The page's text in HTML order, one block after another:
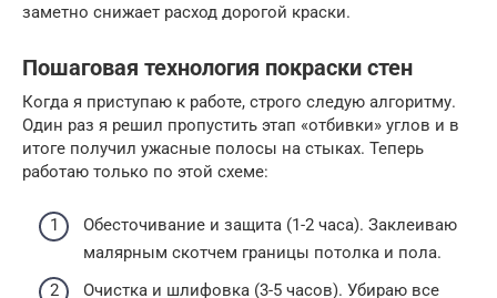
заметно снижает расход дорогой краски.
Пошаговая технология покраски стен
Когда я приступаю к работе, строго следую алгоритму.
Один раз я решил пропустить этап «отбивки» углов и в
итоге получил ужасные полосы на стыках. Теперь
работаю только по этой схеме:
Обесточивание и защита (1-2 часа). Заклеиваю
малярным скотчем границы потолка и пола.
Очистка и шлифовка (3-5 часов). Убираю все